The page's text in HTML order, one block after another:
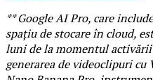
** Google AI Pro, care
spațiu de stocare în cloud,
luni de la momentul
generarea de videoclipuri cu